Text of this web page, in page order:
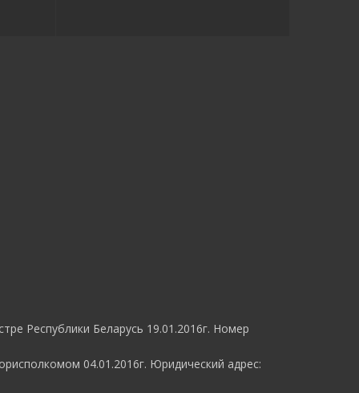
Республики Беларусь 19.01.2016г. Номер
04.01.2016г. Юридический адрес: